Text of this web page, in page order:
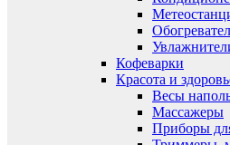
Кофеварки
Красота и
Весы
Массажеры
Приборы